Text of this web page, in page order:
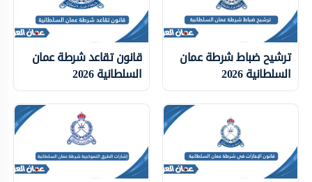
ترشيح ضباط شرطة عمان
السلطانية 2026
قانون تقاعد شرطة عمان
السلطانية 2026